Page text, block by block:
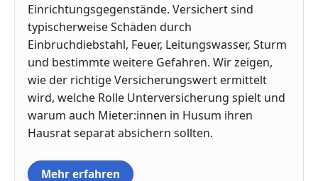
Einrichtungsgegenstände. Versichert sind
typischerweise Schäden durch
Einbruchdiebstahl, Feuer, Leitungswasser, Sturm
und bestimmte weitere Gefahren. Wir zeigen,
wie der richtige Versicherungswert ermittelt
wird, welche Rolle Unterversicherung spielt und
warum auch Mieter:innen in Husum ihren
Hausrat separat absichern sollten.
Mehr erfahren